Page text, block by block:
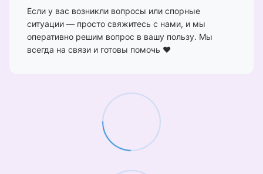
Если у вас возникли вопросы или спорные
ситуации — просто свяжитесь с нами, и мы
оперативно решим вопрос в вашу пользу. Мы
всегда на связи и готовы помочь ❤️